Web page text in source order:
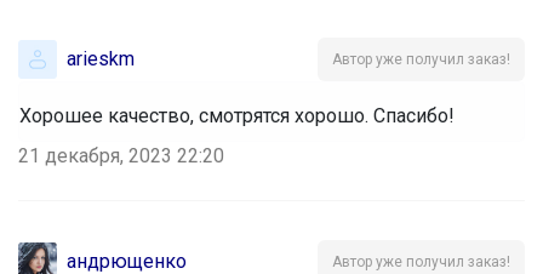
arieskm Автор уже получил заказ!
Хорошее качество, смотрятся хорошо. Спасибо!
21 декабря, 2023 22:20
андрющенко Автор уже получил заказ!